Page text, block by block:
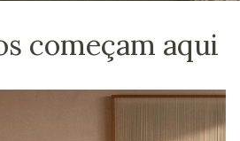
começam aqui